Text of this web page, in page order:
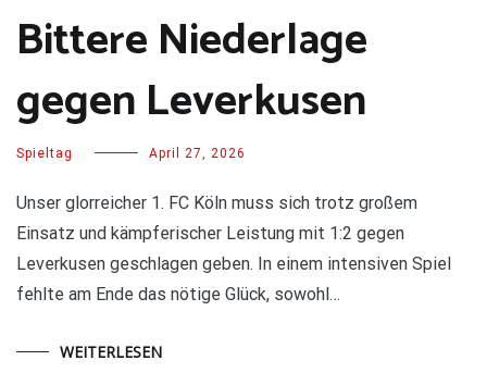
Bittere Niederlage
gegen Leverkusen
Spieltag April 27, 2026
Unser glorreicher 1. FC Köln muss sich trotz großem
Einsatz und kämpferischer Leistung mit 1:2 gegen
Leverkusen geschlagen geben. In einem intensiven Spiel
fehlte am Ende das nötige Glück, sowohl…
WEITERLESEN